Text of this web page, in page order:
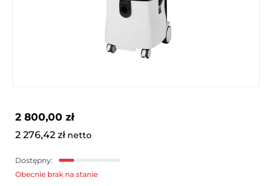
2 800,00 zł
2 276,42 zł netto
Dostępny:
Obecnie brak na stanie